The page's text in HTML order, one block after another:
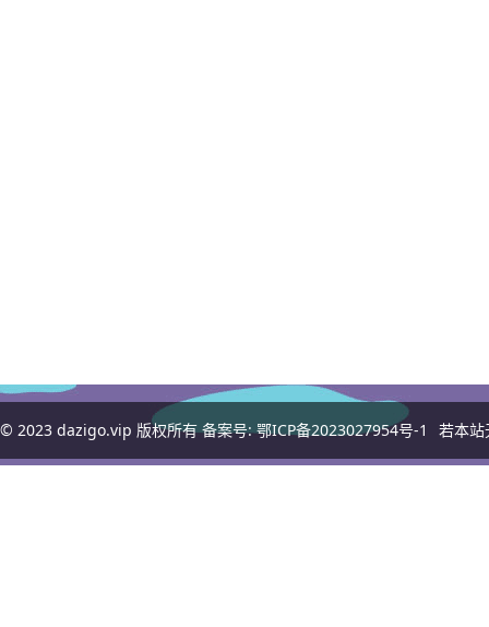
© 2023 dazigo.vip 版权所有 备案号:鄂ICP备2023027954号-1 若本